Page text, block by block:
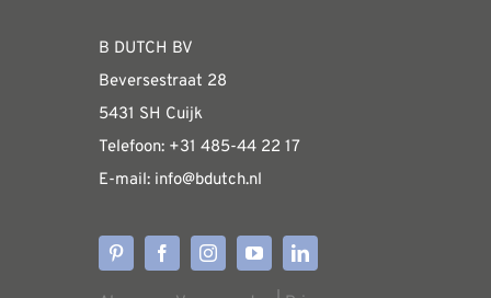
WEBSHOP
Algemene informatie &
Verzendkosten
Levertijden
B DUTCH BV
Beversestraat 28
5431 SH Cuijk
Telefoon: +31 485-44 22 17
E-mail: info@bdutch.nl